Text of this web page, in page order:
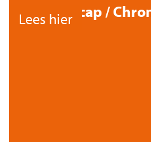
Handicap /
Lees hier